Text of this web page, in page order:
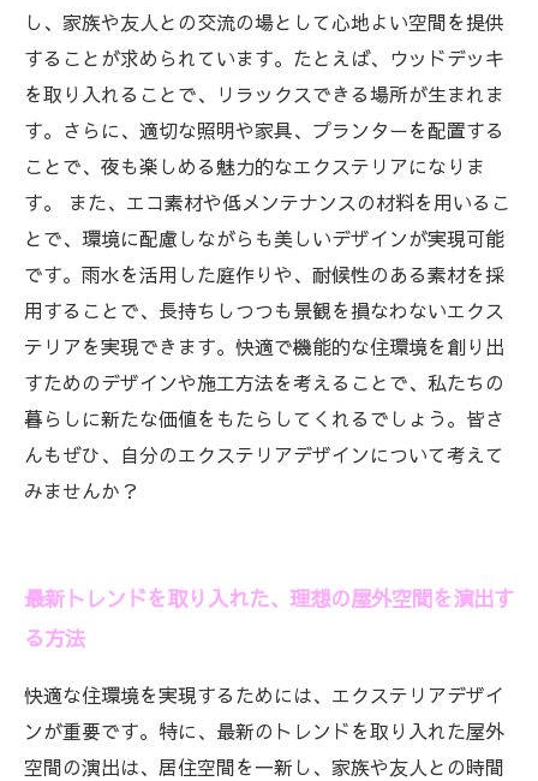
し、家族や友人との交流の場として心地よい空間を提供
することが求められています。たとえば、ウッドデッキ
を取り入れることで、リラックスできる場所が生まれま
す。さらに、適切な照明や家具、プランターを配置する
ことで、夜も楽しめる魅力的なエクステリアになりま
す。 また、エコ素材や低メンテナンスの材料を用いるこ
とで、環境に配慮しながらも美しいデザインが実現可能
です。雨水を活用した庭作りや、耐候性のある素材を採
用することで、長持ちしつつも景観を損なわないエクス
テリアを実現できます。快適で機能的な住環境を創り出
すためのデザインや施工方法を考えることで、私たちの
暮らしに新たな価値をもたらしてくれるでしょう。皆さ
んもぜひ、自分のエクステリアデザインについて考えて
みませんか？
最新トレンドを取り入れた、理想の屋外空間を演出す
る方法
快適な住環境を実現するためには、エクステリアデザイ
ンが重要です。特に、最新のトレンドを取り入れた屋外
空間の演出は、居住空間を一新し、家族や友人との時間